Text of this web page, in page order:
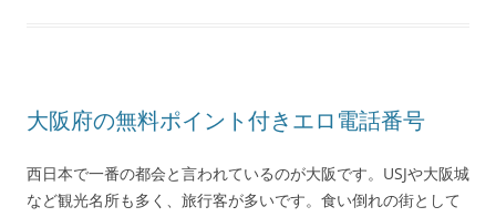
大阪府の無料ポイント付きエロ電話番号
西日本で一番の都会と言われているのが大阪です。USJや大阪城
など観光名所も多く、旅行客が多いです。食い倒れの街として